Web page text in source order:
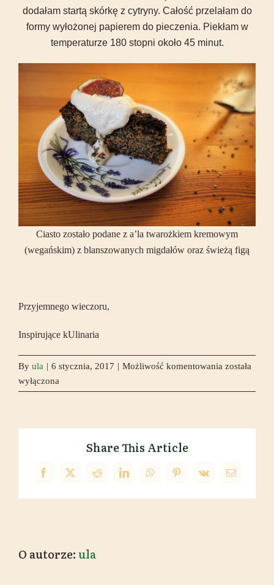
dodałam startą skórkę z cytryny. Całość przelałam do
formy wyłożonej papierem do pieczenia. Piekłam w
temperaturze 180 stopni około 45 minut.
Ciasto zostało podane z a’la twarożkiem kremowym
(wegańskim) z blanszowanych migdałów oraz świeżą figą
Przyjemnego wieczoru,
Inspirujące kUlinaria
By ula | 6 stycznia, 2017 | Możliwość komentowania Ciasto
została
wyłączona
Share This Article
Facebook
X RedditLinkedInWhatsAppPinterest
Vk Email
O autorze:ula